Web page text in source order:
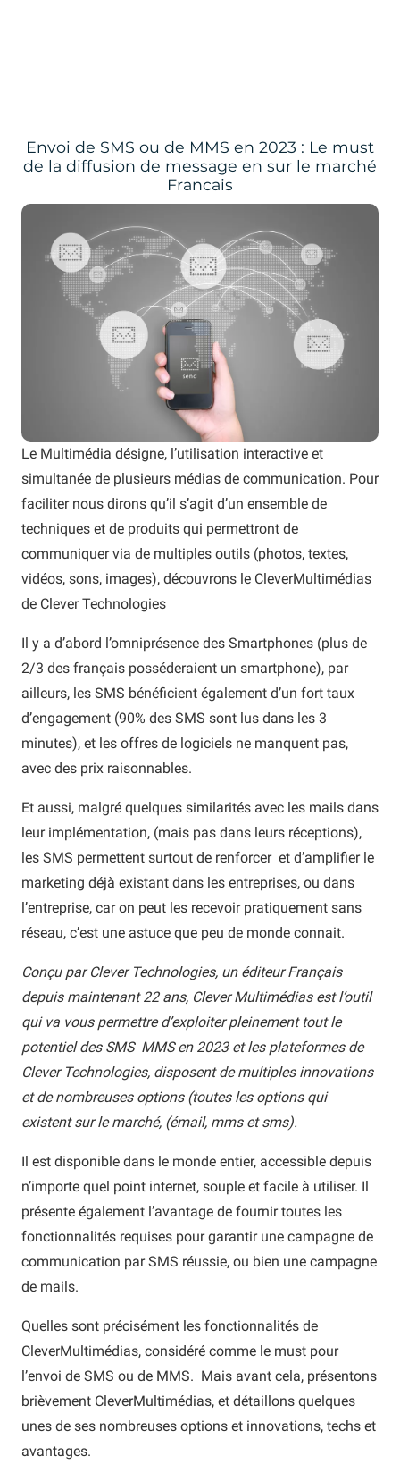
Envoi de SMS ou de MMS en 2023 : Le must
de la diffusion de message en sur le marché
Francais
Le Multimédia désigne, l’utilisation interactive et
simultanée de plusieurs médias de communication. Pour
faciliter nous dirons qu’il s’agit d’un ensemble de
techniques et de produits qui permettront de
communiquer via de multiples outils (photos, textes,
vidéos, sons, images), découvrons le CleverMultimédias
de Clever Technologies
Il y a d’abord l’omniprésence des Smartphones (plus de
2/3 des français posséderaient un smartphone), par
ailleurs, les SMS bénéficient également d’un fort taux
d’engagement (90% des SMS sont lus dans les 3
minutes), et les offres de logiciels ne manquent pas,
avec des prix raisonnables.
Et aussi, malgré quelques similarités avec les mails dans
leur implémentation, (mais pas dans leurs réceptions),
les SMS permettent surtout de renforcer et d’amplifier le
marketing déjà existant dans les entreprises, ou dans
l’entreprise, car on peut les recevoir pratiquement sans
réseau, c’est une astuce que peu de monde connait.
Conçu par Clever Technologies, un éditeur Français
depuis maintenant 22 ans, Clever Multimédias est l’outil
qui va vous permettre d’exploiter pleinement tout le
potentiel des SMS MMS en 2023 et les plateformes de
Clever Technologies, disposent de multiples innovations
et de nombreuses options (toutes les options qui
existent sur le marché, (émail, mms et sms).
Il est disponible dans le monde entier, accessible depuis
n’importe quel point internet, souple et facile à utiliser. Il
présente également l’avantage de fournir toutes les
fonctionnalités requises pour garantir une campagne de
communication par SMS réussie, ou bien une campagne
de mails.
Quelles sont précisément les fonctionnalités de
CleverMultimédias, considéré comme le must pour
l’envoi de SMS ou de MMS. Mais avant cela, présentons
brièvement CleverMultimédias, et détaillons quelques
unes de ses nombreuses options et innovations, techs et
avantages.